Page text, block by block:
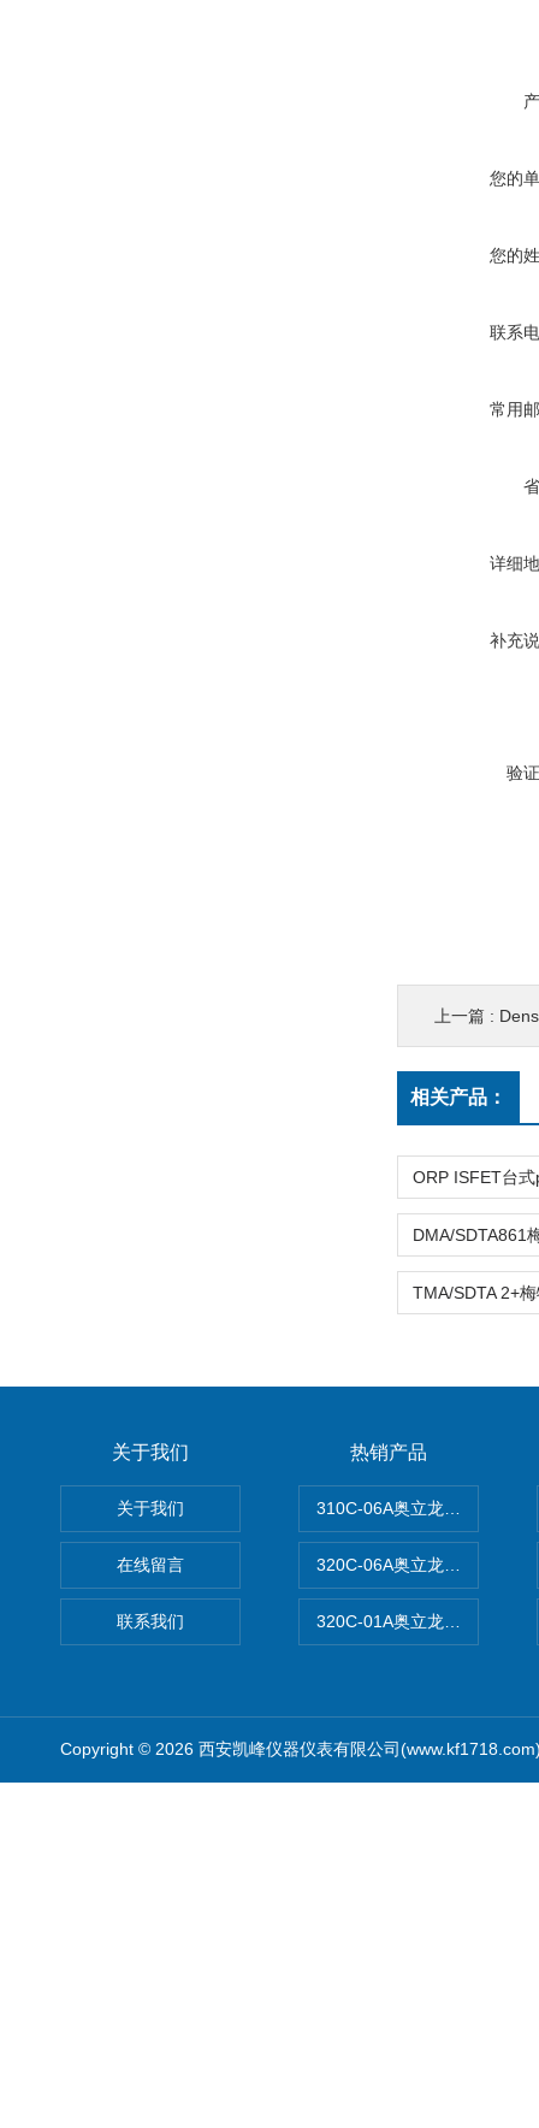
您的
您的
联系
常用
详细
补充
验
上一篇 :
相关产品：
关于我们
关于我们
在线留言
联系我们
热销产品
310C-06A奥立龙实验室台式
320C-06A奥立龙实验室便携
320C-01A奥立龙实验室便携
Copyright © 2026 西安凯峰仪器仪表有限公司